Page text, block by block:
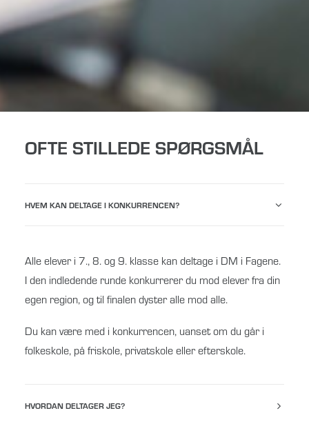
OFTE STILLEDE SPØRGSMÅL
HVEM KAN DELTAGE I KONKURRENCEN?
Alle elever i 7., 8. og 9. klasse kan deltage i DM i Fagene.
I den indledende runde konkurrerer du mod elever fra din
egen region, og til finalen dyster alle mod alle.
Du kan være med i konkurrencen, uanset om du går i
folkeskole, på friskole, privatskole eller efterskole.
HVORDAN DELTAGER JEG?